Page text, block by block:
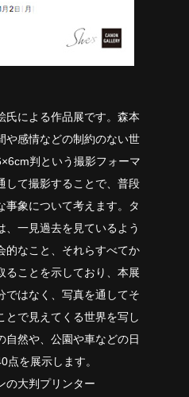
氏による作品展です。森本
や感情などの制約のない世
判という撮影フォーマ
して撮影することで、普段
事象について考えます。タ
、一見過去を見ているよう
的なこと、それらすべてか
ることを示しており、本展
ではなく、写真を通してそ
とで見えてくる世界を写し
自然や、公園や車などの日
点を展示します。
の大判プリンター